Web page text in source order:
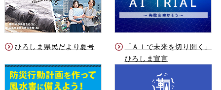
ひろしま県民だより夏号
「ＡＩで未来を切り開く」
ひろしま宣言